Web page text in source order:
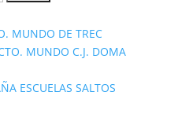
MUNDO DE TREC
MUNDO C.J. DOMA
ESCUELAS SALTOS